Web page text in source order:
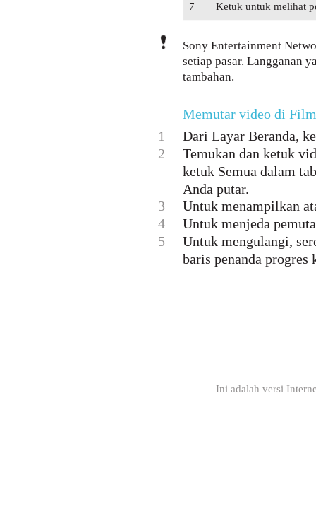
7 Ketuk untuk melihat
Sony Entertainment
setiap pasar. Langganan
tambahan.
Memutar video di Film
1
Dari Layar Beranda,
2
Temukan dan ketuk
ketuk Semua dalam
Anda putar.
3
Untuk menampilkan
4
Untuk menjeda
5
Untuk mengulangi,
baris penanda progres
Ini adalah versi